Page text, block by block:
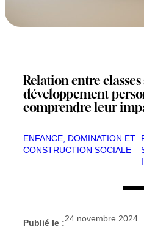
Relation entre
développement
comprendre leur
ENFANCE, DOMINATION ET
CONSTRUCTION SOCIALE
Publié le :24 novembre 2024